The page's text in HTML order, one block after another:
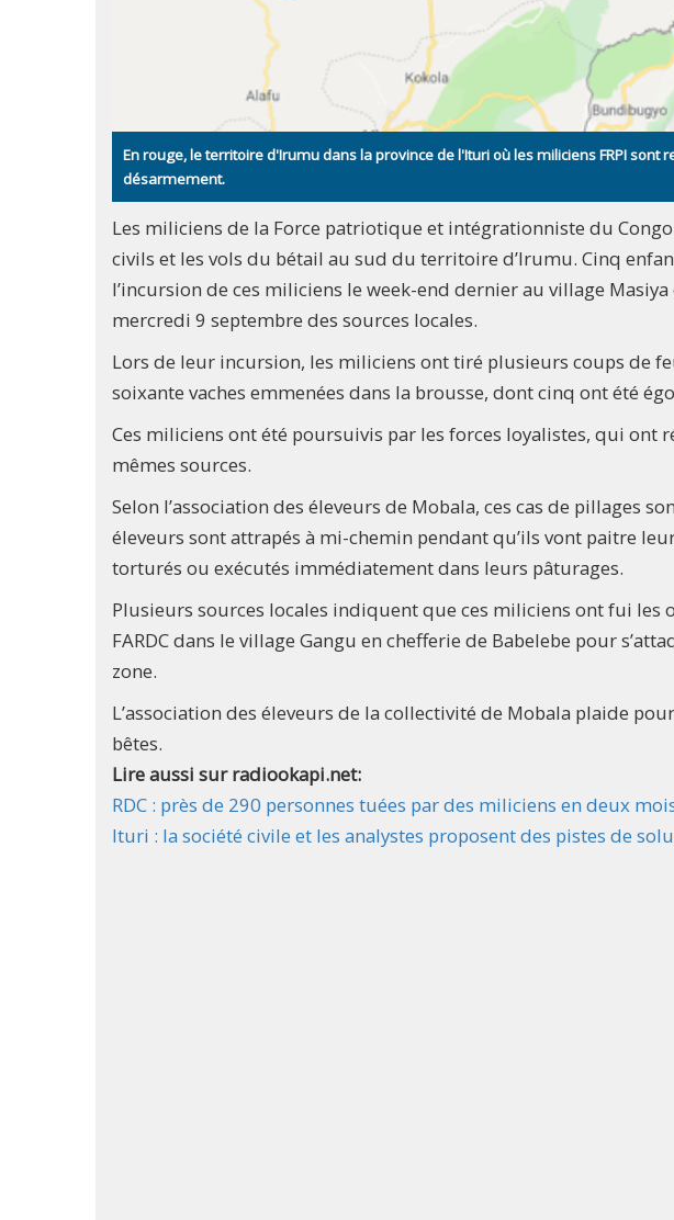
En rouge, le territoire d'Irumu dans la province de l'Ituri où les miliciens FRPI
désarmement.
Les miliciens de la Force patriotique et intégrationniste du
civils et les vols du bétail au sud du territoire d’Irumu. Cinq
l’incursion de ces miliciens le week-end dernier au village
mercredi 9 septembre des sources locales.
Lors de leur incursion, les miliciens ont tiré plusieurs coups de
soixante vaches emmenées dans la brousse, dont cinq ont été
Ces miliciens ont été poursuivis par les forces loyalistes, qui ont
mêmes sources.
Selon l’association des éleveurs de Mobala, ces cas de pillages
éleveurs sont attrapés à mi-chemin pendant qu’ils vont paitre
torturés ou exécutés immédiatement dans leurs pâturages.
Plusieurs sources locales indiquent que ces miliciens ont fui les
FARDC dans le village Gangu en chefferie de Babelebe pour
zone.
L’association des éleveurs de la collectivité de Mobala plaide
bêtes.
Lire aussi sur radiookapi.net:
RDC : près de 290 personnes tuées par des miliciens en deux
Ituri : la société civile et les analystes proposent des pistes de